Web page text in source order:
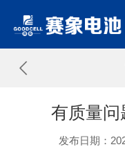
有质量问
发布日期：